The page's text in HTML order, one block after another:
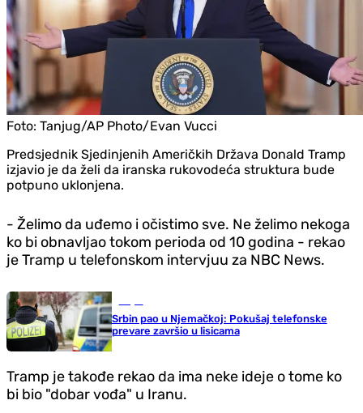
Foto: Tanjug/AP Photo/Evan Vucci
Predsjednik Sjedinjenih Američkih Država Donald Tramp
izjavio je da želi da iranska rukovodeća struktura bude
potpuno uklonjena.
- Želimo da uđemo i očistimo sve. Ne želimo nekoga
ko bi obnavljao tokom perioda od 10 godina - rekao
je Tramp u telefonskom intervjuu za NBC News.
Srbin pao u Njemačkoj: Pokušaj telefonske
prevare završio u lisicama
Tramp je takođe rekao da ima neke ideje o tome ko
bi bio "dobar vođa" u Iranu.